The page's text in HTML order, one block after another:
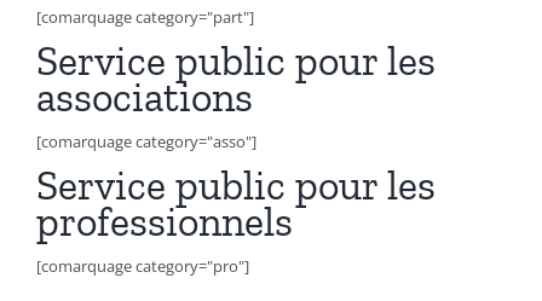
[comarquage category="part"]
Service public pour les
associations
[comarquage category="asso"]
Service public pour les
professionnels
[comarquage category="pro"]